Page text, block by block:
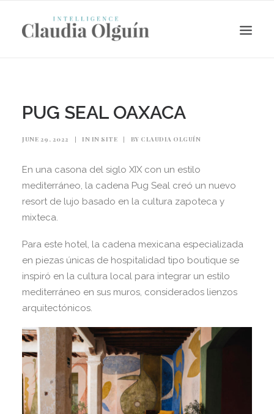
PUG SEAL OAXACA
JUNE 29, 2022 | IN IN SITE | BY CLAUDIA OLGUÍN
En una casona del siglo XIX con un estilo
mediterráneo, la cadena Pug Seal creó un nuevo
resort de lujo basado en la cultura zapoteca y
mixteca.
Para este hotel, la cadena mexicana especializada
en piezas únicas de hospitalidad tipo boutique se
inspiró en la cultura local para integrar un estilo
mediterráneo en sus muros, considerados lienzos
arquitectónicos.